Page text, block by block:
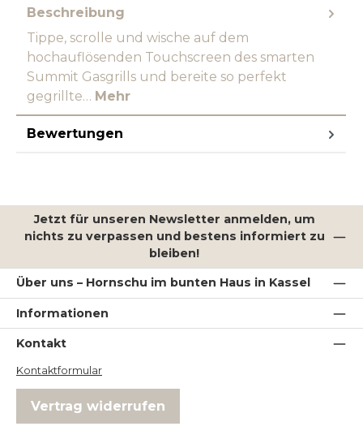
Beschreibung
Tippe, scrolle und wische auf dem
hochauflösenden Touchscreen des smarten
Summit Gasgrills und bereite so perfekt
gegrillte… Mehr
Bewertungen
Jetzt für unseren Newsletter anmelden, um
nichts zu verpassen und bestens informiert zu
bleiben!
Über uns – Hornschu im bunten Haus in Kassel
Informationen
Kontakt
Kontaktformular
Vertrag widerrufen